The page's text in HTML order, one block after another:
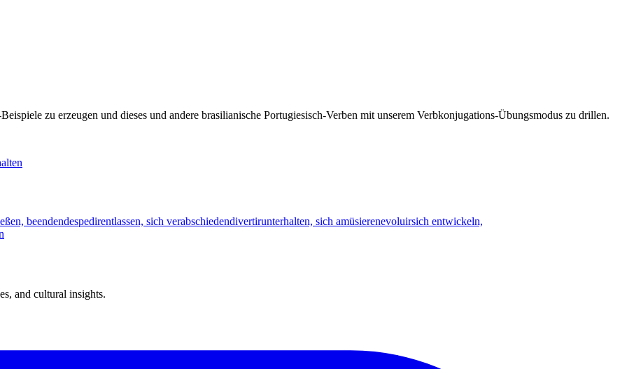
zu erzeugen und dieses und andere brasilianische Portugiesisch-Verben mit unserem Verbkonjugations-Übungsmodus zu drillen.
beendendespedirentlassen, sich verabschiedendivertirunterhalten, sich amüsierenevoluirsich entwickeln,
and cultural insights.